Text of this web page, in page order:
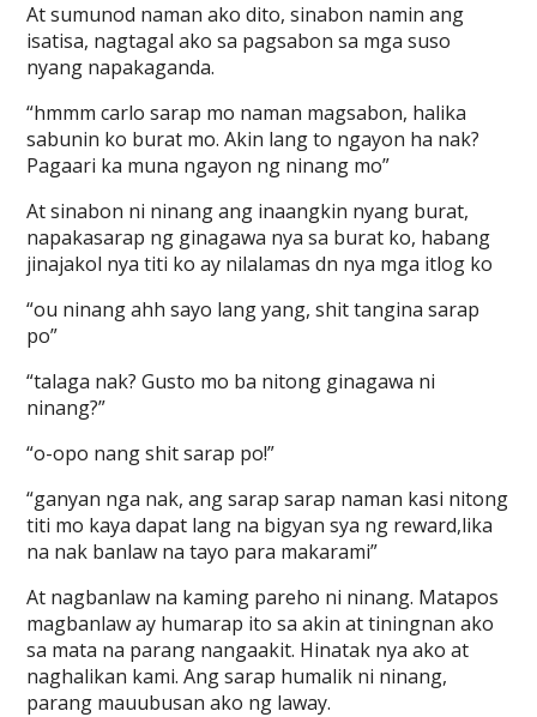
At sumunod naman ako dito, sinabon namin ang
isatisa, nagtagal ako sa pagsabon sa mga suso
nyang napakaganda.
“hmmm carlo sarap mo naman magsabon, halika
sabunin ko burat mo. Akin lang to ngayon ha nak?
Pagaari ka muna ngayon ng ninang mo”
At sinabon ni ninang ang inaangkin nyang burat,
napakasarap ng ginagawa nya sa burat ko, habang
jinajakol nya titi ko ay nilalamas dn nya mga itlog ko
“ou ninang ahh sayo lang yang, shit tangina sarap
po”
“talaga nak? Gusto mo ba nitong ginagawa ni
ninang?”
“o-opo nang shit sarap po!”
“ganyan nga nak, ang sarap sarap naman kasi nitong
titi mo kaya dapat lang na bigyan sya ng reward,lika
na nak banlaw na tayo para makarami”
At nagbanlaw na kaming pareho ni ninang. Matapos
magbanlaw ay humarap ito sa akin at tiningnan ako
sa mata na parang nangaakit. Hinatak nya ako at
naghalikan kami. Ang sarap humalik ni ninang,
parang mauubusan ako ng laway.